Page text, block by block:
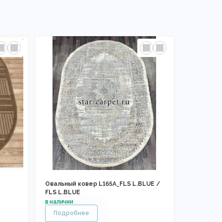
Овальный ковер L165A_FLS L.BLUE /
FLS L.BLUE